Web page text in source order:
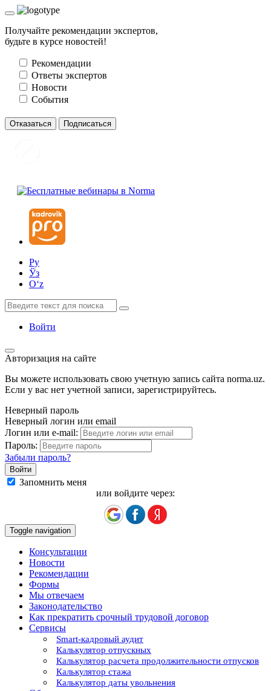
Получайте рекомендации экспертов,
будьте в курсе новостей!
Рекомендации
Ответы экспертов
Новости
События
Отказаться Подписаться
Ру
Ўз
Oʻz
Войти
Авторизация на сайте
Вы можете использовать свою учетную запись сайта norma.uz.
Если у вас нет учетной записи, зарегистрируйтесь.
Неверный пароль
Неверный логин или email
Логин или e-mail:
Пароль:
Забыли пароль?
Запомнить меня
или войдите через:
Toggle navigation
Консультации
Новости
Рекомендации
Формы
Мы отвечаем
Законодательство
Как прекратить срочный трудовой договор
Сервисы
Smart-кадровый аудит
Калькулятор отпускных
Калькулятор расчета продолжительности отпусков
Калькулятор стажа
Калькулятор даты увольнения